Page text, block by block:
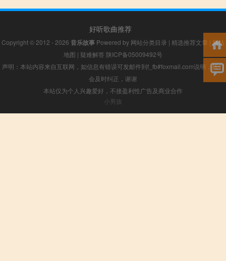
好听歌曲推荐
Copyright © 2012 - 2026 音乐故事 Powered by 网站分类目录 | 精选推荐文章 | 网站
地图 | 疑难解答 陕ICP备05009492号
声明：本站内容来自互联网，如信息有错误可发邮件到f_fb#foxmail.com说明，我们
会及时纠正，谢谢
本站仅为个人兴趣爱好，不接盈利性广告及商业合作
小男孩